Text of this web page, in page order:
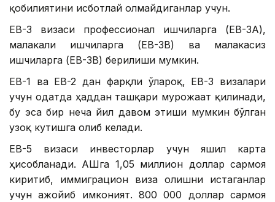
қобилиятини исботлай олмайдиганлар учун.
ЕВ-3 визаси профессионал ишчиларга (ЕВ-3А),
малакали ишчиларга (ЕВ-3В) ва малакасиз
ишчиларга (ЕВ-3В) берилиши мумкин.
ЕВ-1 ва ЕВ-2 дан фарқли ўлароқ, ЕВ-3 визалари
учун одатда ҳаддан ташқари мурожаат қилинади,
бу эса бир неча йил давом этиши мумкин бўлган
узоқ кутишга олиб келади.
ЕВ-5 визаси инвесторлар учун яшил карта
ҳисобланади. АҚШга 1,05 миллион доллар сармоя
киритиб, иммиграцион виза олишни истаганлар
учун ажойиб имконият. 800 000 доллар сармоя